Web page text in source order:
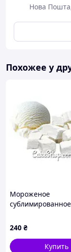
Нова
Похожее у
Мороженое
сублимированное
240 ₴
Купить